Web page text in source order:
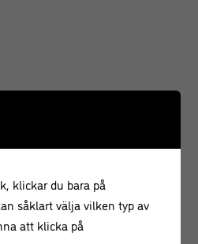
klickar du bara på
såklart välja vilken typ av
att klicka på